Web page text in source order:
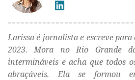
Larissa é jornalista e escreve para
2023. Mora no Rio Grande
intermináveis e acha que todos
abraçáveis. Ela se formou